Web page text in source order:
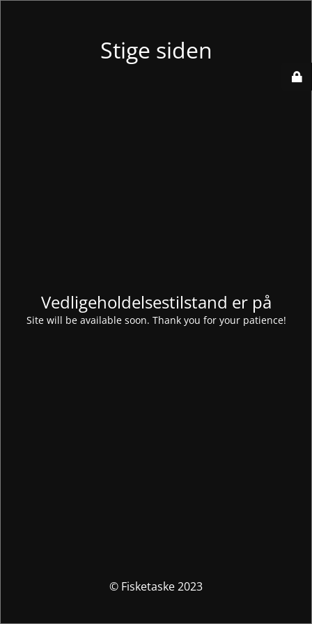
Stige siden
Vedligeholdelsestilstand er på
Site will be available soon. Thank you for your patience!
© Fisketaske 2023